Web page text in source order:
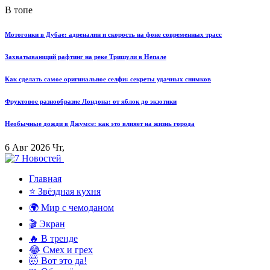
В топе
Мотогонки в Дубае: адреналин и скорость на фоне современных трасс
Захватывающий рафтинг на реке Тришули в Непале
Как сделать самое оригинальное селфи: секреты удачных снимков
Фруктовое разнообразие Лондона: от яблок до экзотики
Необычные дожди в Джумсе: как это влияет на жизнь города
6 Авг 2026 Чт,
Главная
⭐ Звёздная кухня
🌍 Мир с чемоданом
🎬 Экран
🔥 В тренде
😂 Смех и грех
🤯 Вот это да!